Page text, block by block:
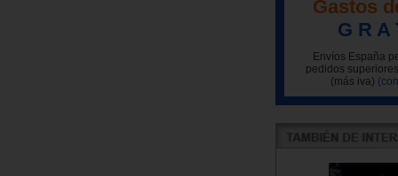
Gastos
G R A
Envíos España
pedidos
(más iva)